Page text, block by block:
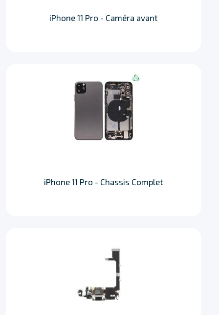
iPhone 11 Pro - Caméra avant
iPhone 11 Pro - Chassis Complet